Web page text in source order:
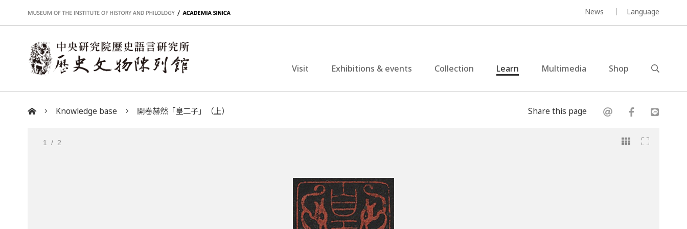
:::
News Language
Visit Exhibitions & events Collection Learn Multimedia Shop
Knowledge base 開卷赫然「皇二子」（上） Share this page
1 / 2